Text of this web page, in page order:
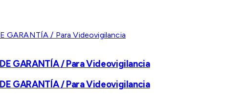
GARANTÍA / Para Videovigilancia
GARANTÍA / Para Videovigilancia